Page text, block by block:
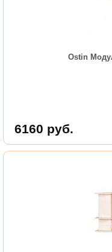
Ostin
6160 руб.